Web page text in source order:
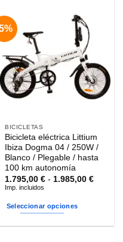
múltiples
variantes.
Las
opciones
se
pueden
elegir
página
de
producto
BICICLETAS
Bicicleta eléctrica Littium
Ibiza Dogma 04 / 250W /
Blanco / Plegable / hasta
100 km autonomía
1.795,00€ - 1.985,00€Rango
Imp. incluidos
Seleccionar opciones